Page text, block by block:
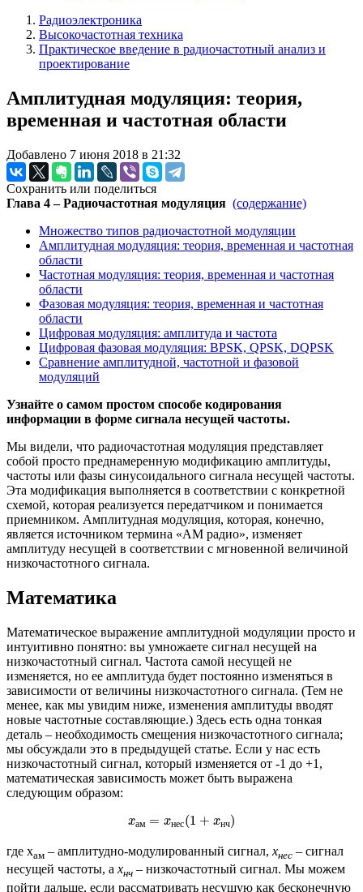
Радиоэлектроника
Высокочастотная техника
Практическое введение в радиочастотный анализ и
проектирование
Амплитудная модуляция: теория,
временная и частотная области
Добавлено 7 июня 2018 в 21:32
Сохранить или поделиться
Глава 4 – Радиочастотная модуляция (содержание)
Множество типов радиочастотной модуляции
Амплитудная модуляция: теория, временная и частотная
области
Частотная модуляция: теория, временная и частотная
области
Фазовая модуляция: теория, временная и частотная
области
Цифровая модуляция: амплитуда и частота
Цифровая фазовая модуляция: BPSK, QPSK, DQPSK
Сравнение амплитудной, частотной и фазовой
модуляций
Узнайте о самом простом способе кодирования
информации в форме сигнала несущей частоты.
Мы видели, что радиочастотная модуляция представляет
собой просто преднамеренную модификацию амплитуды,
частоты или фазы синусоидального сигнала несущей частоты.
Эта модификация выполняется в соответствии с конкретной
схемой, которая реализуется передатчиком и понимается
приемником. Амплитудная модуляция, которая, конечно,
является источником термина «АМ радио», изменяет
амплитуду несущей в соответствии с мгновенной величиной
низкочастотного сигнала.
Математика
Математическое выражение амплитудной модуляции просто и
интуитивно понятно: вы умножаете сигнал несущей на
низкочастотный сигнал. Частота самой несущей не
изменяется, но ее амплитуда будет постоянно изменяться в
зависимости от величины низкочастотного сигнала. (Тем не
менее, как мы увидим ниже, изменения амплитуды вводят
новые частотные составляющие.) Здесь есть одна тонкая
деталь – необходимость смещения низкочастотного сигнала;
мы обсуждали это в предыдущей статье. Если у нас есть
низкочастотный сигнал, который изменяется от -1 до +1,
математическая зависимость может быть выражена
следующим образом:
xам = xнес(1 + xнч)
с(1 +x
где xам – амплитудно-модулированный сигнал, xнес – сигнал
несущей частоты, а xнч – низкочастотный сигнал. Мы можем
пойти дальше, если рассматривать несущую как бесконечную